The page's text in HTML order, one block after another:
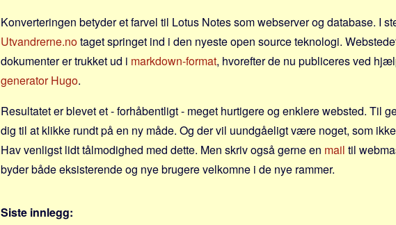
Konverteringen betyder et farvel til Lotus Notes som webserver og database. I
Utvandrerne.notaget springet ind i den nyeste open source teknologi.
dokumenter er trukket ud i markdown-format, hvorefter de nu publiceres ved
generator Hugo.
Resultatet er blevet et - forhåbentligt - meget hurtigere og enklere websted. Til
dig til at klikke rundt på en ny måde. Og der vil uundgåeligt være noget, som
Hav venligst lidt tålmodighed med dette. Men skriv også gerne en mail til
byder både eksisterende og nye brugere velkomne i de nye rammer.
Siste innlegg: